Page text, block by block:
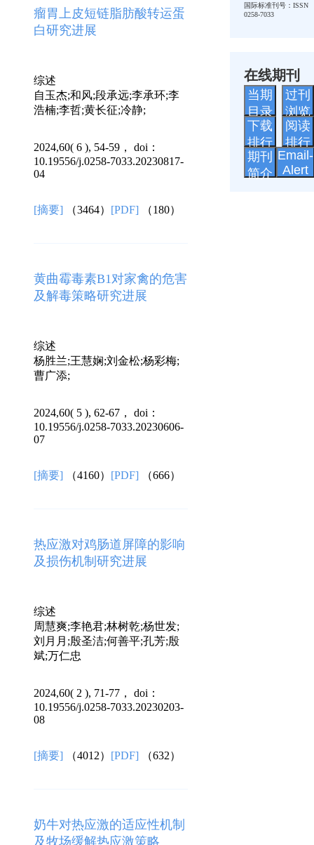
瘤胃上皮短链脂肪酸转运蛋
白研究进展
综述
自玉杰;和风;段承远;李承环;李
浩楠;李哲;黄长征;冷静;
2024,60( 6 ), 54-59， doi：
10.19556/j.0258-7033.20230817-
04
[摘要] （3464） [PDF] （180）
黄曲霉毒素B1对家禽的危害
及解毒策略研究进展
综述
杨胜兰;王慧娴;刘金松;杨彩梅;
曹广添;
2024,60( 5 ), 62-67， doi：
10.19556/j.0258-7033.20230606-
07
[摘要] （4160） [PDF] （666）
热应激对鸡肠道屏障的影响
及损伤机制研究进展
综述
周慧爽;李艳君;林树乾;杨世发;
刘月月;殷圣洁;何善平;孔芳;殷
斌;万仁忠
2024,60( 2 ), 71-77， doi：
10.19556/j.0258-7033.20230203-
08
[摘要] （4012） [PDF] （632）
奶牛对热应激的适应性机制
及牧场缓解热应激策略
国际标准刊号：ISSN
0258-7033
在线期刊
当期
目录
过刊
浏览
下载
排行
阅读
排行
期刊
简介
Email-
Alert